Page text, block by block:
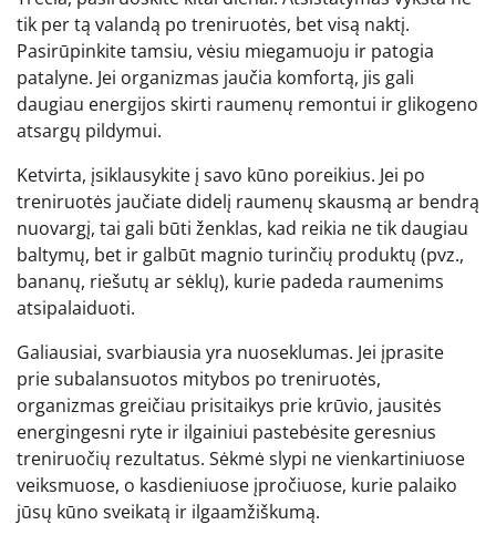
tik per tą valandą po treniruotės, bet visą naktį.
Pasirūpinkite tamsiu, vėsiu miegamuoju ir patogia
patalyne. Jei organizmas jaučia komfortą, jis gali
daugiau energijos skirti raumenų remontui ir glikogeno
atsargų pildymui.
Ketvirta, įsiklausykite į savo kūno poreikius. Jei po
treniruotės jaučiate didelį raumenų skausmą ar bendrą
nuovargį, tai gali būti ženklas, kad reikia ne tik daugiau
baltymų, bet ir galbūt magnio turinčių produktų (pvz.,
bananų, riešutų ar sėklų), kurie padeda raumenims
atsipalaiduoti.
Galiausiai, svarbiausia yra nuoseklumas. Jei įprasite
prie subalansuotos mitybos po treniruotės,
organizmas greičiau prisitaikys prie krūvio, jausitės
energingesni ryte ir ilgainiui pastebėsite geresnius
treniruočių rezultatus. Sėkmė slypi ne vienkartiniuose
veiksmuose, o kasdieniuose įpročiuose, kurie palaiko
jūsų kūno sveikatą ir ilgaamžiškumą.